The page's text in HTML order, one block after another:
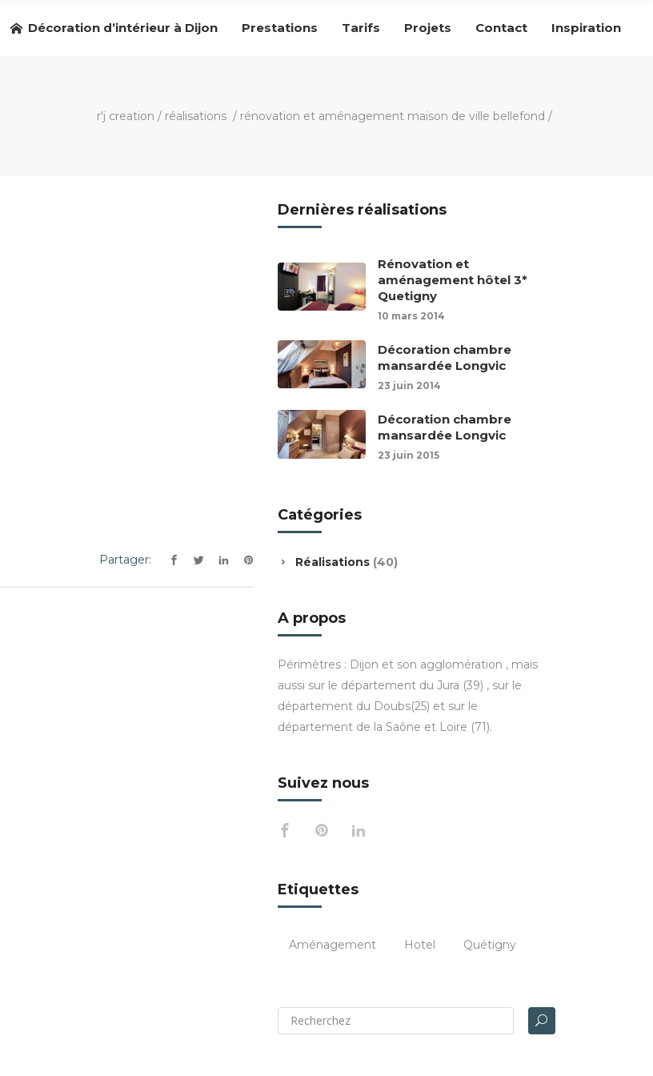
Décoration d’intérieur à Dijon Prestations Tarifs Projets Contact Inspiration
r'j creation / réalisations / rénovation et aménagement maison de ville bellefond /
Partager:
Dernières réalisations
Rénovation et
aménagement hôtel 3*
Quetigny
10 mars 2014
Décoration chambre
mansardée Longvic
23 juin 2014
Décoration chambre
mansardée Longvic
23 juin 2015
Catégories
Réalisations (40)
A propos
Périmètres : Dijon et son agglomération , mais
aussi sur le département du Jura (39) , sur le
département du Doubs(25) et sur le
département de la Saône et Loire (71).
Suivez nous
Etiquettes
Aménagement Hotel Quétigny